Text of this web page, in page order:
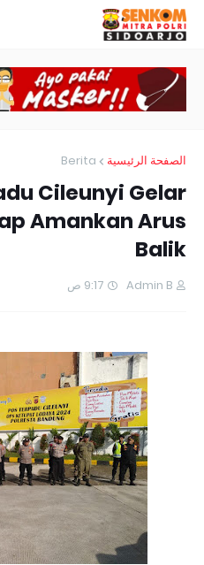
الصفحة الرئيسية Berita
Cileunyi Gelar
Amankan Arus
Balik
Admin B 9:17 ص